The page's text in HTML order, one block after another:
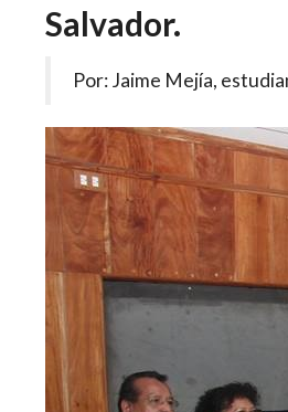
Salvador.
Por: Jaime Mejía,